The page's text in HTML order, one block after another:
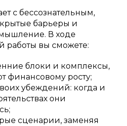
с бессознательным,
барьеры и
В ходе
работы вы сможете:
блоки и комплексы,
финансовому росту;
убеждений: когда и
они
сценарии, заменяя